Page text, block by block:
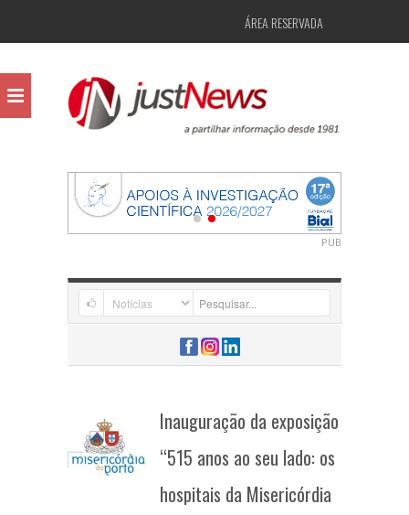
ÁREA RESERVADA
PUB
Inauguração da exposição
“515 anos ao seu lado: os
hospitais da Misericórdia